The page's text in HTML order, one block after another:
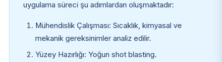
uygulama süreci şu adımlardan oluşmaktadır:
Mühendislik Çalışması: Sıcaklık, kimyasal ve
mekanik gereksinimler analiz edilir.
Yüzey Hazırlığı: Yoğun shot blasting.